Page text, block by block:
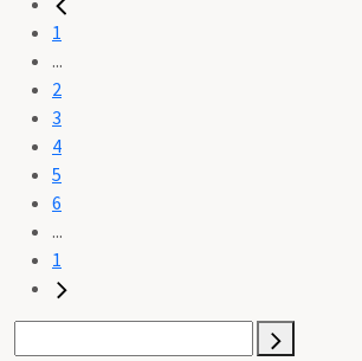
1
...
2
3
4
5
6
...
1